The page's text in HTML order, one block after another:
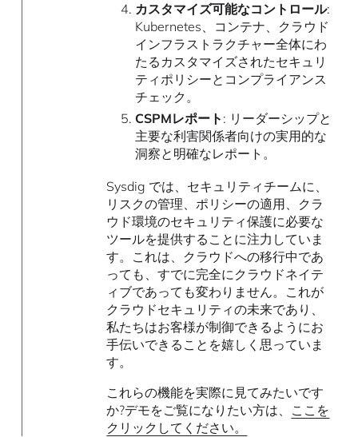
カスタマイズ可能なコントロール:
Kubernetes、コンテナ、クラウド
インフラストラクチャー全体にわ
たるカスタマイズされたセキュリ
ティポリシーとコンプライアンス
チェック。
CSPMレポート : リーダーシップと
主要な利害関係者向けの実用的な
洞察と明確なレポート。
Sysdig では、セキュリティチームに、
リスクの管理、ポリシーの適用、クラ
ウド環境のセキュリティ保護に必要な
ツールを提供することに注力していま
す。これは、クラウドへの移行中であ
っても、すでに完全にクラウドネイテ
ィブであっても変わりません。これが
クラウドセキュリティの未来であり、
私たちはお客様が制御できるようにお
手伝いできることを嬉しく思っていま
す。
これらの機能を実際に見てみたいです
か?デモをご覧になりたい方は、 ここを
クリックしてください。